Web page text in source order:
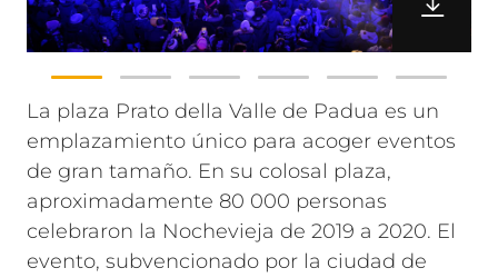
La plaza Prato della Valle de Padua es un
emplazamiento único para acoger eventos
de gran tamaño. En su colosal plaza,
aproximadamente 80 000 personas
celebraron la Nochevieja de 2019 a 2020. El
evento, subvencionado por la ciudad de